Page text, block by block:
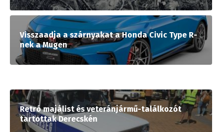
Visszaadja a szárnyakat a Honda Civic Type R-
nek a Mugen
Retró majálist és veteránjármű-találkozót
tartottak Derecskén